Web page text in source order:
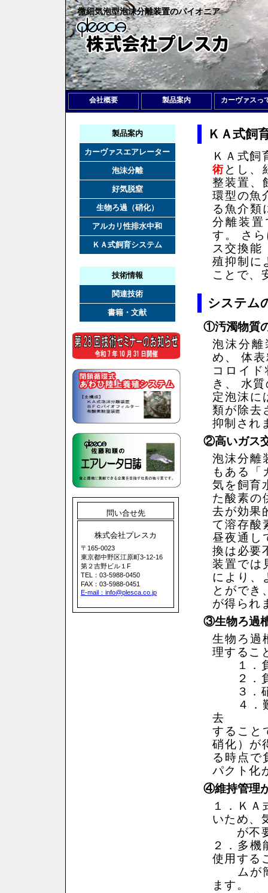
微細気泡型泡沫分離装置のパイオニア
会社概要 製品案内 カーヴァスっ
製品案内
カーヴァスエアレーター
泡沫分離
好気脱窒
生物ろ過（硝化）
アルカリ性排水中和
ＫＡ式飼育システム
技術情報
関連技術
書籍・文献
問い合せ先
株式会社プレスカ
〒165-0023
東京都中野区江原町3-12-16
第２吉野ビル１F
TEL：03-5988-0450
FAX：03-5988-0451
E-mail：info@plesca.co.jp
ＫＡ式飼
ＫＡ式飼
術とし、
整装置、
環型の魚
る魚介類
分離装
す。 さ
ス交換能
殖抑制に
ことで、
システム
①汚濁物質
泡沫分
め、 体
コロイ
き、 水
定泡沫に
類が除去
抑制され
②高いガス
泡沫分離
もある「
気を飼育
た酸素の
去が効果
て溶存酸
昼夜通し
換は必要
装置では
により、
とができ
が得られ
③生物ろ過
生物ろ過
理するこ
１．負
２．負
３．硝
４．難
去
すること
硝化）が
る時点で
パクト化
④維持管理
１．Ｋ
いため、
が不要
２．多
使用する
ムが簡
ます。